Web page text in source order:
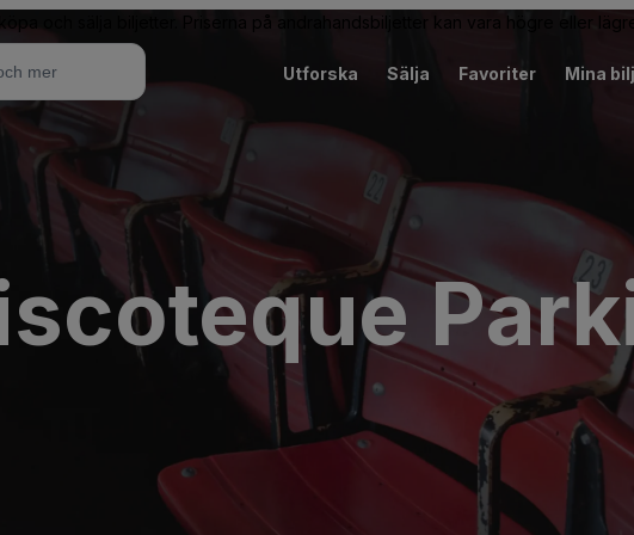
och sälja biljetter. Priserna på andrahandsbiljetter kan vara högre eller
Utforska Sälja Favoriter Mina